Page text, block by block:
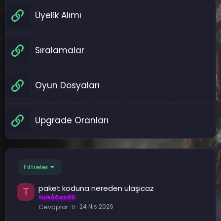
Üyelik Alımı
Sıralamalar
Oyun Dosyaları
Upgrade Oranları
Filtreler
T paket koduna nereden ulaşıcaz
tunacas45
Cevaplar 0 24 Nis 2026